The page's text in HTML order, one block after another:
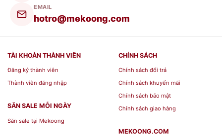
Gốm Sứ Chân Đồng Men Rạn Cổ
Giá Rẻ Ở Đâu?
Nếu bạn cần mua sản phẩm Bộ Đỉnh Hạc Gốm Sứ
Chân Đồng Men Rạn Cổ
giá rẻ bạn có thể chọn
Mekoong là nơi cung cấp đầy đủ các sản phẩm
từgốm sứbát tràng cao cấp với nhiều dòng sản
phẩm gốm sứ bạn có thể dễ dàng lựa chọn với
giá cả hợp lý khi mua. Những dòng sản phẩm
EMAIL
hotro@mekoong.com
TÀI KHOÀN THÀNH VIÊN
Đăng ký thành viên
Thành viên đăng nhập
SĂN SALE MỖI NGÀY
Săn sale tại Mekoong
CHÍNH SÁCH
Chính sách đổi trả
Chính sách khuyến mãi
Chính sách bảo mật
Chính sách giao hàng
MEKOONG.COM